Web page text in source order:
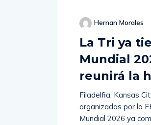
Hernan Morales
La Tri ya
Mundial
reunirá la
Filadelfia, Kansas
organizadas por la
Mundial 2026 ya